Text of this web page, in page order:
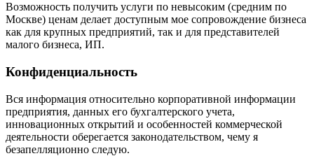
Возможность получить услуги по невысоким (средним по
Москве) ценам делает доступным мое сопровождение бизнеса
как для крупных предприятий, так и для представителей
малого бизнеса, ИП.
Конфиденциальность
Вся информация относительно корпоративной информации
предприятия, данных его бухгалтерского учета,
инновационных открытий и особенностей коммерческой
деятельности оберегается законодательством, чему я
безапелляционно следую.